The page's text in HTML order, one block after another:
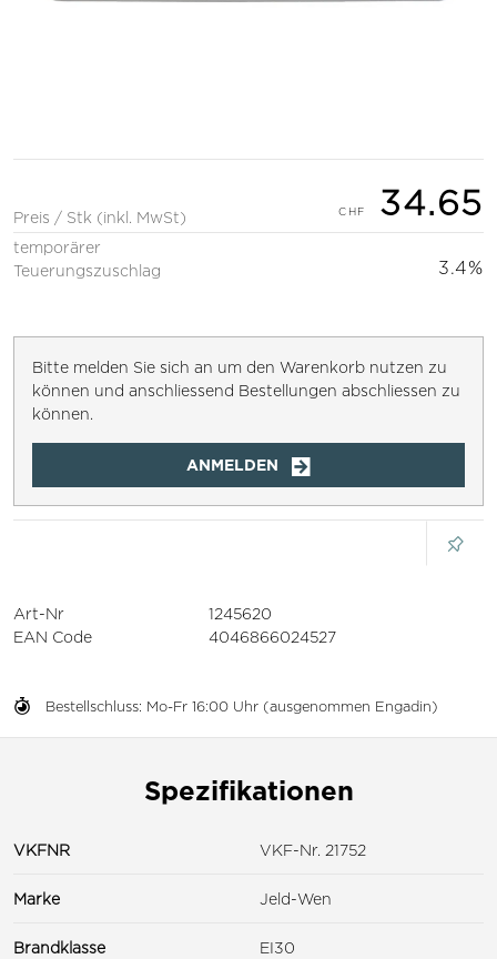
Preis / Stk (inkl. MwSt) 34.65
temporärer
Teuerungszuschlag
3.4%
Bitte melden Sie sich an um den Warenkorb nutzen zu
können und anschliessend Bestellungen abschliessen zu
können.
ANMELDEN
Bestellschluss: Mo-Fr 16:00 Uhr (ausgenommen Engadin)
Art-Nr
1245620
EAN Code
4046866024527
Spezifikationen
VKFNR VKF-Nr. 21752
Marke Jeld-Wen
Brandklasse EI30